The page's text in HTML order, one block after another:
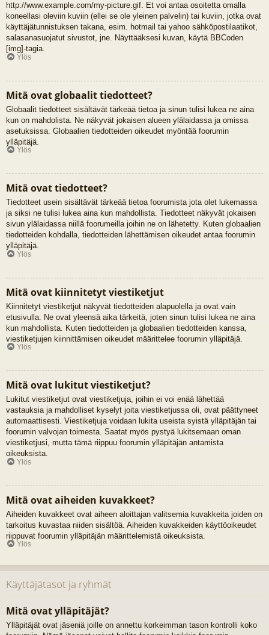
http://www.example.com/my-picture.gif. Et voi antaa osoitetta omalla
koneellasi oleviin kuviin (ellei se ole yleinen palvelin) tai kuviin, jotka ovat
käyttäjätunnistuksen takana, esim. hotmail tai yahoo sähköpostilaatikot,
salasanasuojatut sivustot, jne. Näyttääksesi kuvan, käytä BBCoden
[img]-tagia.
Ylös
Mitä ovat globaalit tiedotteet?
Globaalit tiedotteet sisältävät tärkeää tietoa ja sinun tulisi lukea ne aina
kun on mahdolista. Ne näkyvät jokaisen alueen ylälaidassa ja omissa
asetuksissa. Globaalien tiedotteiden oikeudet myöntää foorumin
ylläpitäjä.
Ylös
Mitä ovat tiedotteet?
Tiedotteet usein sisältävät tärkeää tietoa foorumista jota olet lukemassa
ja siksi ne tulisi lukea aina kun mahdollista. Tiedotteet näkyvät jokaisen
sivun ylälaidassa niillä foorumeilla joihin ne on lähetetty. Kuten globaalien
tiedotteiden kohdalla, tiedotteiden lähettämisen oikeudet antaa foorumin
ylläpitäjä.
Ylös
Mitä ovat kiinnitetyt viestiketjut
Kiinnitetyt viestiketjut näkyvät tiedotteiden alapuolella ja ovat vain
etusivulla. Ne ovat yleensä aika tärkeitä, joten sinun tulisi lukea ne aina
kun mahdollista. Kuten tiedotteiden ja globaalien tiedotteiden kanssa,
viestiketjujen kiinnittämisen oikeudet määrittelee foorumin ylläpitäjä.
Ylös
Mitä ovat lukitut viestiketjut?
Lukitut viestiketjut ovat viestiketjuja, joihin ei voi enää lähettää
vastauksia ja mahdolliset kyselyt joita viestiketjussa oli, ovat päättyneet
automaattisesti. Viestiketjuja voidaan lukita useista syistä ylläpitäjän tai
foorumin valvojan toimesta. Saatat myös pystyä lukitsemaan oman
viestiketjusi, mutta tämä riippuu foorumin ylläpitäjän antamista
oikeuksista.
Ylös
Mitä ovat aiheiden kuvakkeet?
Aiheiden kuvakkeet ovat aiheen aloittajan valitsemia kuvakkeita joiden on
tarkoitus kuvastaa niiden sisältöä. Aiheiden kuvakkeiden käyttöoikeudet
riippuvat foorumin ylläpitäjän määrittelemistä oikeuksista.
Ylös
Käyttäjätasot ja ryhmät
Mitä ovat ylläpitäjät?
Ylläpitäjät ovat jäseniä joille on annettu korkeimman tason kontrolli koko